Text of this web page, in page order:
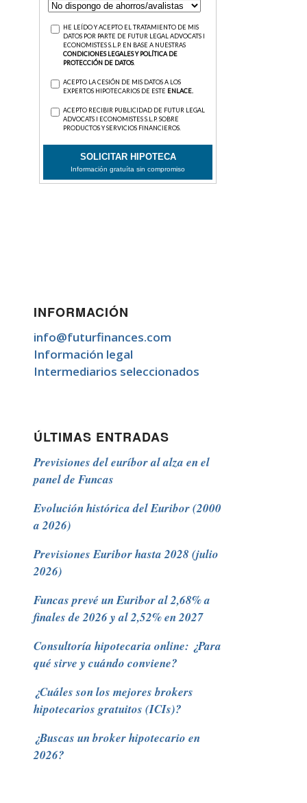
INFORMACIÓN
info@futurfinances.com
Información legal
Intermediarios seleccionados
ÚLTIMAS ENTRADAS
Previsiones del euríbor al alza en el
panel de Funcas
Evolución histórica del Euribor (2000
a 2026)
Previsiones Euribor hasta 2028 (julio
2026)
Funcas prevé un Euribor al 2,68% a
finales de 2026 y al 2,52% en 2027
Consultoría hipotecaria online: ¿Para
qué sirve y cuándo conviene?
¿Cuáles son los mejores brokers
hipotecarios gratuitos (ICIs)?
¿Buscas un broker hipotecario en
2026?